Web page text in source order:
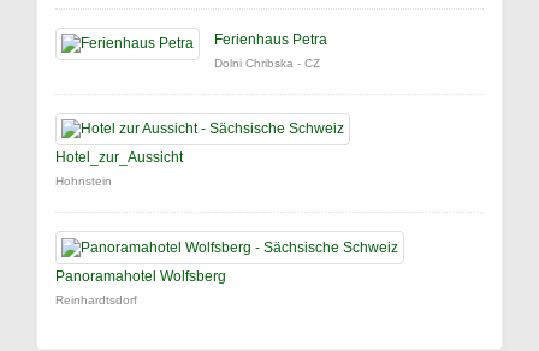
Ferienhaus Petra
Dolni Chribska - CZ
Hotel_zur_Aussicht
Hohnstein
Panoramahotel Wolfsberg
Reinhardtsdorf